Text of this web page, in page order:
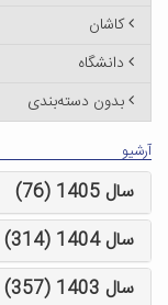
کاشان
دانشگاه
بدون دسته‌بندی
آرشیو
سال 1405 (76)
سال 1404 (314)
سال 1403 (357)